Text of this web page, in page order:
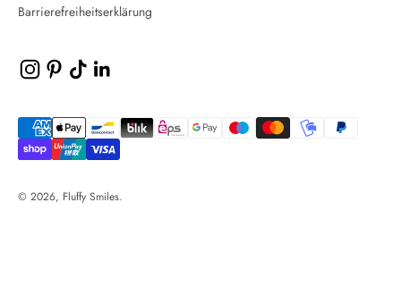
Barrierefreiheitserklärung
© 2026, Fluffy Smiles.